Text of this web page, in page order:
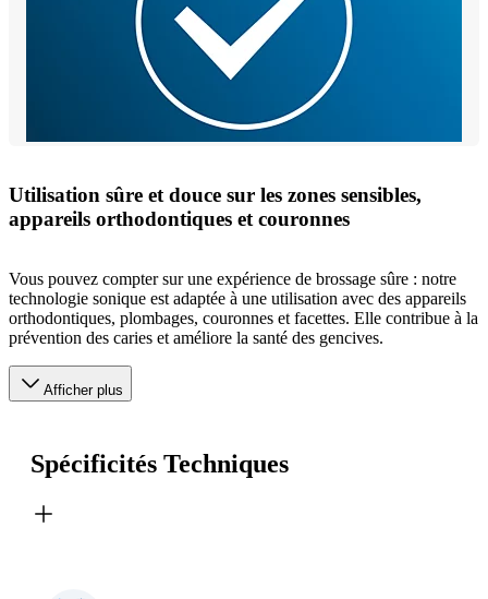
Utilisation sûre et douce sur les zones sensibles,
appareils orthodontiques et couronnes
Vous pouvez compter sur une expérience de brossage sûre : notre
technologie sonique est adaptée à une utilisation avec des appareils
orthodontiques, plombages, couronnes et facettes. Elle contribue à la
prévention des caries et améliore la santé des gencives.
Afficher plus
Spécificités Techniques